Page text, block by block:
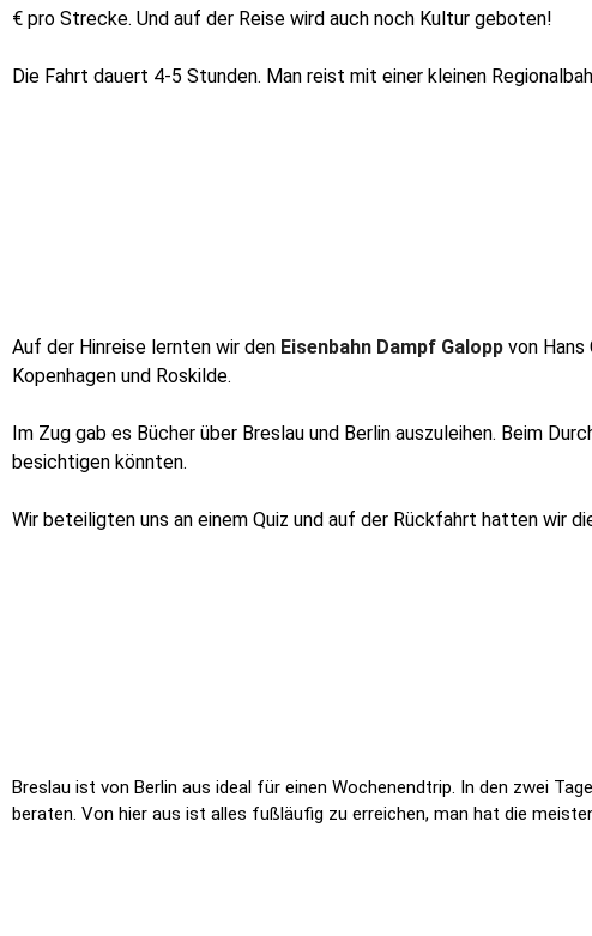
€ pro Strecke. Und auf der Reise wird auch noch Kultur geboten!
Die Fahrt dauert 4-5 Stunden. Man reist mit einer kleinen
Auf der Hinreise lernten wir den Eisenbahn Dampf Galopp von
Kopenhagen und Roskilde.
Im Zug gab es Bücher über Breslau und Berlin auszuleihen. Beim
besichtigen könnten.
Wir beteiligten uns an einem Quiz und auf der Rückfahrt hatten wir
Breslau ist von Berlin aus ideal für einen Wochenendtrip. In den zwei
beraten. Von hier aus ist alles fußläufig zu erreichen, man hat die